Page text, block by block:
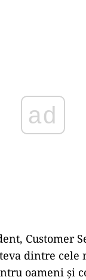
Customer
dintre
oameni și